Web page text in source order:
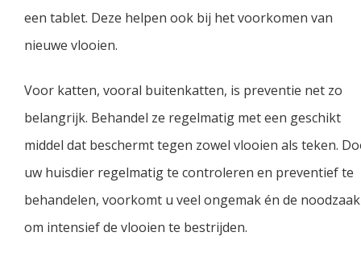
een tablet. Deze helpen ook bij het voorkomen van
nieuwe vlooien.
Voor katten, vooral buitenkatten, is preventie net zo
belangrijk. Behandel ze regelmatig met een geschikt
middel dat beschermt tegen zowel vlooien als teken.
uw huisdier regelmatig te controleren en preventief te
behandelen, voorkomt u veel ongemak én de noodzaak
om intensief de vlooien te bestrijden.